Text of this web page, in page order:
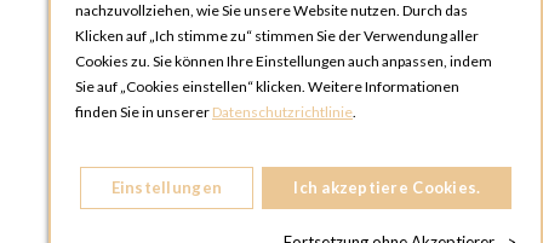
OPTIONS ZÜRICH
Steinackerstrasse 55,
8302 Kloten
SCHWEIZ
OPTIONS GENF
nachzuvollziehen, wie Sie unsere Website nutzen. Durch das
Klicken auf „Ich stimme zu“ stimmen Sie der Verwendung aller
Cookies zu. Sie können Ihre Einstellungen auch anpassen, indem
Sie auf „Cookies einstellen“ klicken. Weitere Informationen
finden Sie in unserer Datenschutzrichtlinie.
Einstellungen Ich akzeptiere Cookies.